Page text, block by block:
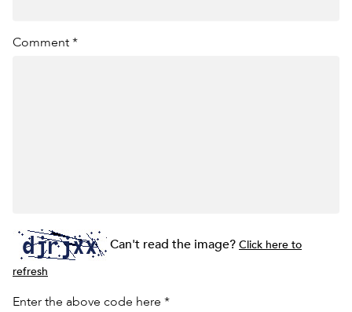
Comment *
Can't read the image?Click here to
refresh
Enter the above code here *